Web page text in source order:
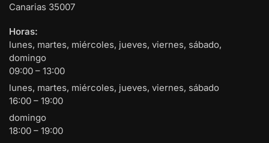
Canarias 35007
Horas:
lunes, martes, miércoles, jueves, viernes, sábado,
domingo
09:00 – 13:00
lunes, martes, miércoles, jueves, viernes, sábado
16:00 – 19:00
domingo
18:00 – 19:00